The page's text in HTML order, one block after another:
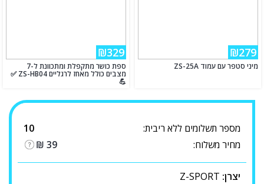
₪279
מיני סטפר עם עמוד ZS-25A
₪329
ספת כושר מתקפלת ומתכוונת ל-7
מצבים כולל מאחז לרגליים ZS-HB04 ✅
💪
מספר תשלומים ללא ריבית:
10
מחיר משלוח:
₪ 39
יצרן: Z-SPORT